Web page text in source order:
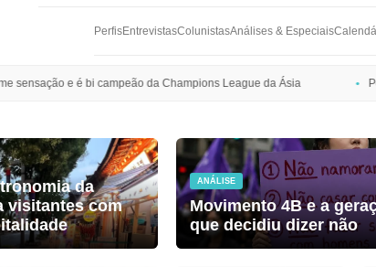
PerfisEntrevistasColunistasAnálises & Especiais
da Champions League da Ásia Polícia da Coreia do Sul
da
visitantes com
ANÁLISE
Movimento 4B e a
que decidiu dizer não